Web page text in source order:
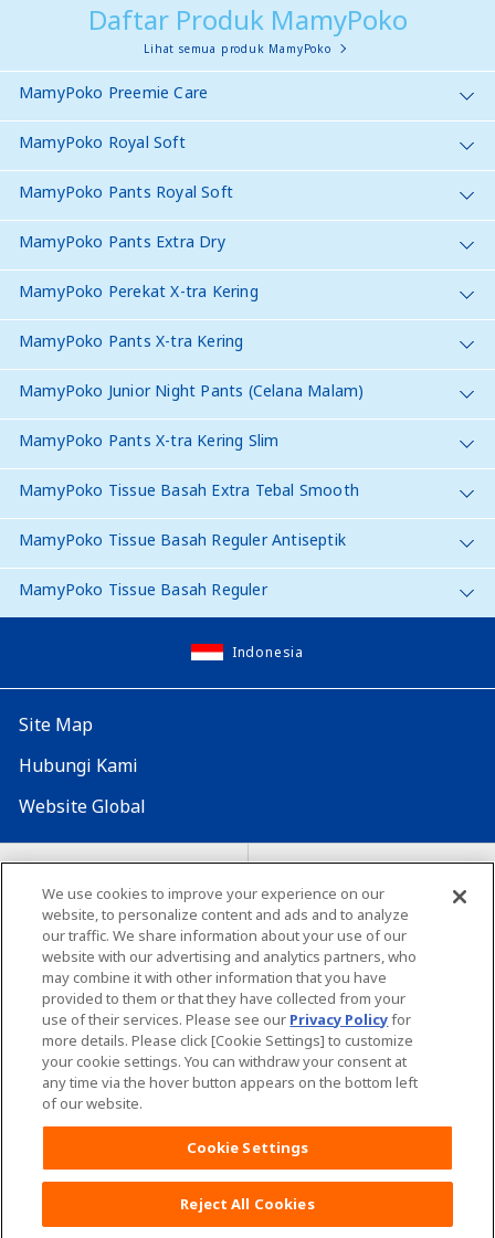
Daftar Produk MamyPoko
Lihat semua produk MamyPoko
MamyPoko Preemie Care
MamyPoko Royal Soft
MamyPoko Pants Royal Soft
MamyPoko Pants Extra Dry
MamyPoko Perekat X-tra Kering
MamyPoko Pants X-tra Kering
MamyPoko Junior Night Pants (Celana Malam)
MamyPoko Pants X-tra Kering Slim
MamyPoko Tissue Basah Extra Tebal Smooth
MamyPoko Tissue Basah Reguler Antiseptik
MamyPoko Tissue Basah Reguler
Daftar POKOJANG POIN
Indonesia
Site Map
Hubungi Kami
Website Global
Map Situs Lokasi seluruh dunia
Tentang penggunaan situs ini Lingkungan yang dianjurkan
Copyright© Unicharm Corporation
We use cookies to improve your experience on our
website, to personalize content and ads and to analyze
our traffic. We share information about your use of our
website with our advertising and analytics partners, who
may combine it with other information that you have
provided to them or that they have collected from your
use of their services. Please see our Privacy Policyfor
more details. Please click [Cookie Settings] to customize
your cookie settings. You can withdraw your consent at
any time via the hover button appears on the bottom left
of our website.
Cookie Settings
Reject All Cookies